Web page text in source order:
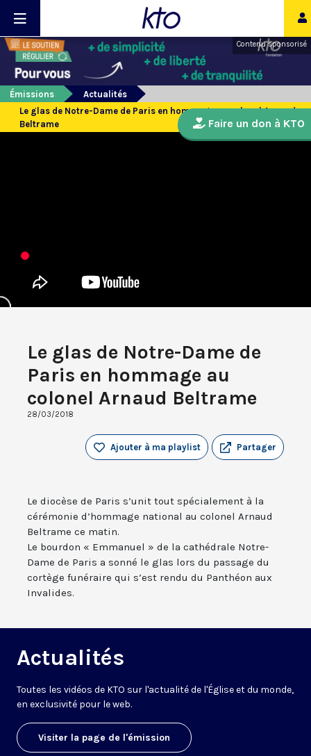
Contenu sponsorisé
Émissions
Actualités
Le glas de Notre-Dame de Paris en hommage au colonel Arnaud
Beltrame
Le glas de Notre-Dame de
Paris en hommage au
colonel Arnaud Beltrame
28/03/2018
Partager
Ajouter à ma playlist
Le diocèse de Paris s’unit tout spécialement à la
cérémonie d’hommage national au colonel Arnaud
Beltrame ce matin.
Le bourdon « Emmanuel » de la cathédrale Notre-
Dame de Paris a sonné le glas lors du passage du
cortège funéraire qui s’est rendu du Panthéon aux
Invalides.
Actualités
Toutes les vidéos de KTO sur l'actualité de l'Église et du monde,
en exclusivité pour le web.
Visiter la page de l'émission
Faire un don à KTO